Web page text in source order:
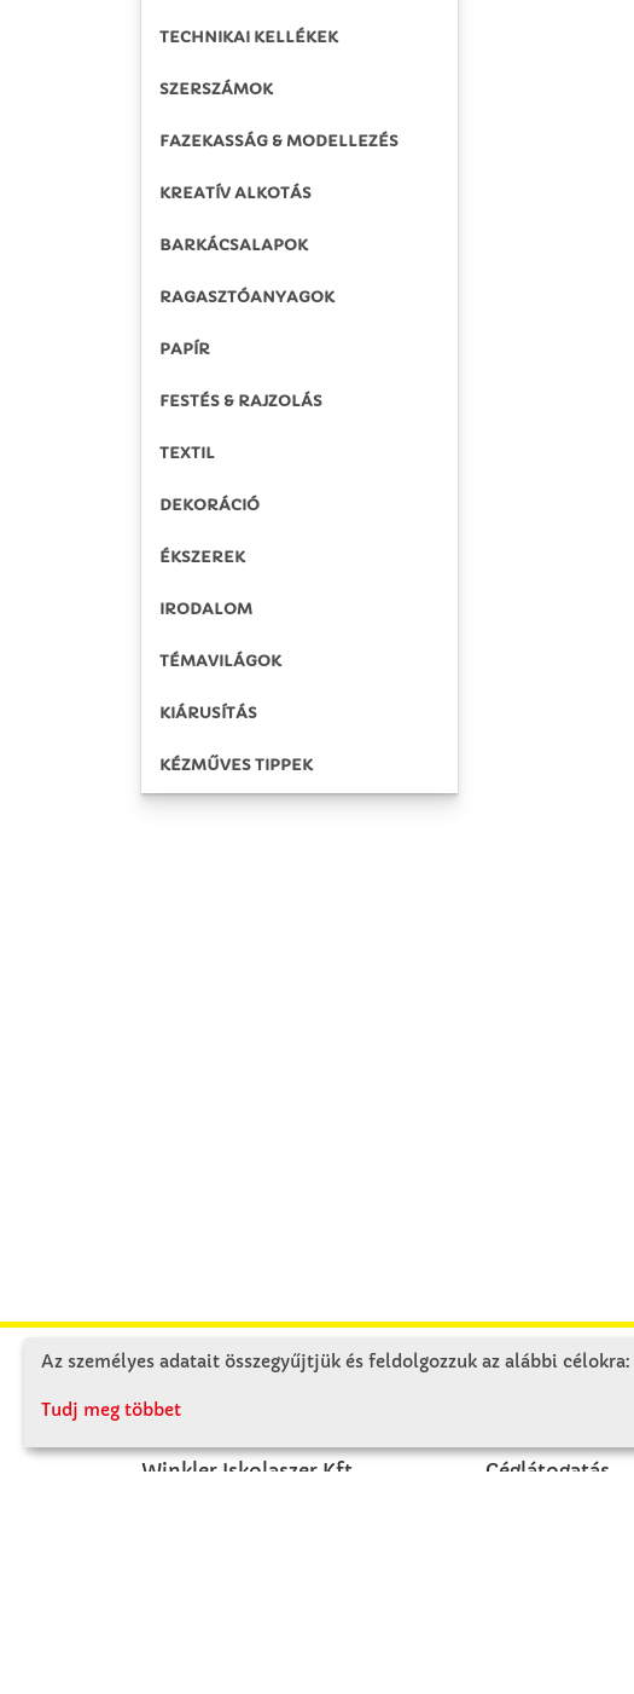
TECHNIKAI KELLÉKEK
SZERSZÁMOK
FAZEKASSÁG & MODELLEZÉS
KREATÍV ALKOTÁS
BARKÁCSALAPOK
RAGASZTÓANYAGOK
PAPÍR
FESTÉS & RAJZOLÁS
TEXTIL
DEKORÁCIÓ
ÉKSZEREK
IRODALOM
TÉMAVILÁGOK
KIÁRUSÍTÁS
KÉZMŰVES TIPPEK
KAPCSOLAT
Winkler Iskolaszer Kft.
Céglátogatás
Az személyes adatait összegyűjtjük és feldolgozzuk az alábbi célokra:
Tudj meg többet